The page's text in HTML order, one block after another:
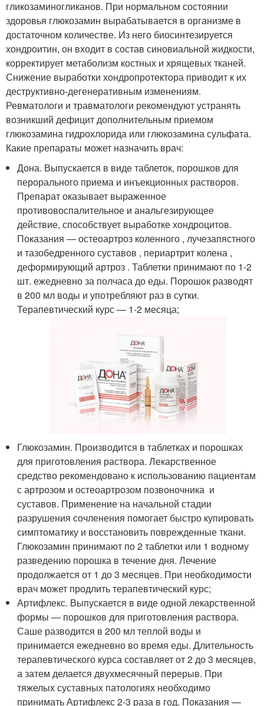
гликозаминогликанов. При нормальном состоянии
здоровья глюкозамин вырабатывается в организме в
достаточном количестве. Из него биосинтезируется
хондроитин, он входит в состав синовиальной жидкости,
корректирует метаболизм костных и хрящевых тканей.
Снижение выработки хондропротектора приводит к их
деструктивно-дегенеративным изменениям.
Ревматологи и травматологи рекомендуют устранять
возникший дефицит дополнительным приемом
глюкозамина гидрохлорида или глюкозамина сульфата.
Какие препараты может назначить врач:
Дона. Выпускается в виде таблеток, порошков для
перорального приема и инъекционных растворов.
Препарат оказывает выраженное
противовоспалительное и анальгезирующее
действие, способствует выработке хондроцитов.
Показания — остеоартроз коленного , лучезапястного
и тазобедренного суставов , периартрит колена ,
деформирующий артроз . Таблетки принимают по 1-2
шт. ежедневно за полчаса до еды. Порошок разводят
в 200 мл воды и употребляют раз в сутки.
Терапевтический курс — 1-2 месяца;
Глюкозамин. Производится в таблетках и порошках
для приготовления раствора. Лекарственное
средство рекомендовано к использованию пациентам
с артрозом и остеоартрозом позвоночника и
суставов. Применение на начальной стадии
разрушения сочленения помогает быстро купировать
симптоматику и восстановить поврежденные ткани.
Глюкозамин принимают по 2 таблетки или 1 водному
разведению порошка в течение дня. Лечение
продолжается от 1 до 3 месяцев. При необходимости
врач может продлить терапевтический курс;
Артифлекс. Выпускается в виде одной лекарственной
формы — порошков для приготовления раствора.
Саше разводится в 200 мл теплой воды и
принимается ежедневно во время еды. Длительность
терапевтического курса составляет от 2 до 3 месяцев,
а затем делается двухмесячный перерыв. При
тяжелых суставных патологиях необходимо
принимать Артифлекс 2-3 раза в год. Показания —